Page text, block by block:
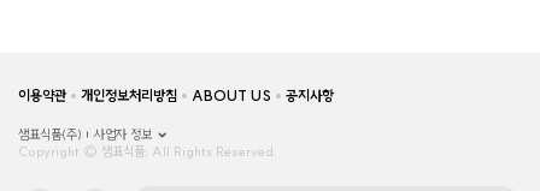
이용약관 개인정보처리방침 ABOUT US 공지사항
샘표식품(주)
사업자 정보
Copyright © 샘표식품, All Rights Reserved.